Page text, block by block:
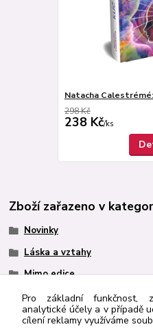
Natacha Calestrémé:
298 Kč
238 Kč/ks
Zboží zařazeno v
Novinky
Láska a vztahy
Mimo edice
Pro základní funkčnost,
analytické účely a v případě
cílení reklamy využíváme